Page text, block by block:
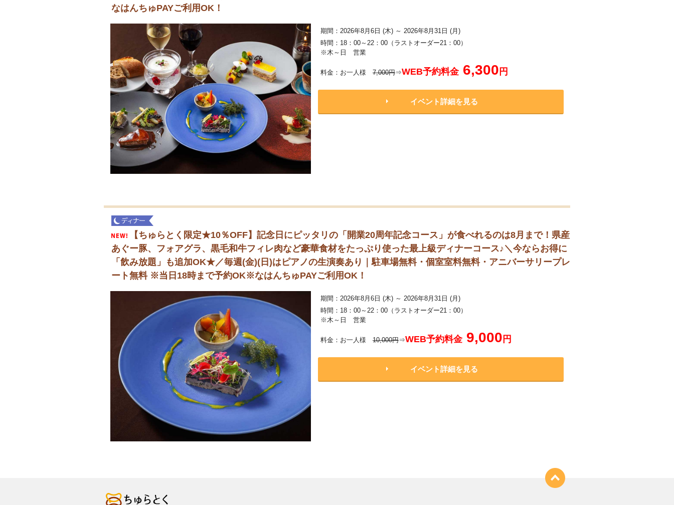
なはんちゅPAYご利用OK！
期間：2026年8月6日 (木) ～ 2026年8月31日 (月)
時間：18：00～22：00（ラストオーダー21：00）
※木～日 営業
料金：お一人様 7,000円⇒WEB予約料金 6,300 円
イベント詳細を見る
【ちゅらとく限定★10％OFF】記念日にピッタリの「開業20周年記念コース」が食べれるのは8月まで！県産
あぐー豚、フォアグラ、黒毛和牛フィレ肉など豪華食材をたっぷり使った最上級ディナーコース♪＼今ならお得に
「飲み放題」も追加OK★／毎週(金)(日)はピアノの生演奏あり｜駐車場無料・個室室料無料・アニバーサリープレ
ート無料 ※当日18時まで予約OK※なはんちゅPAYご利用OK！
期間：2026年8月6日 (木) ～ 2026年8月31日 (月)
時間：18：00～22：00（ラストオーダー21：00）
※木～日 営業
料金：お一人様 10,000円⇒WEB予約料金 9,000 円
イベント詳細を見る